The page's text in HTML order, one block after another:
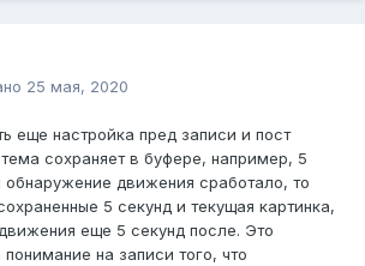
25 мая, 2020
еще настройка пред записи и пост
сохраняет в буфере, например, 5
обнаружение движения сработало, то
5 секунд и текущая картинка,
еще 5 секунд после. Это
понимание на записи того, что